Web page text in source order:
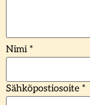
Nimi *
Sähköpostiosoite *